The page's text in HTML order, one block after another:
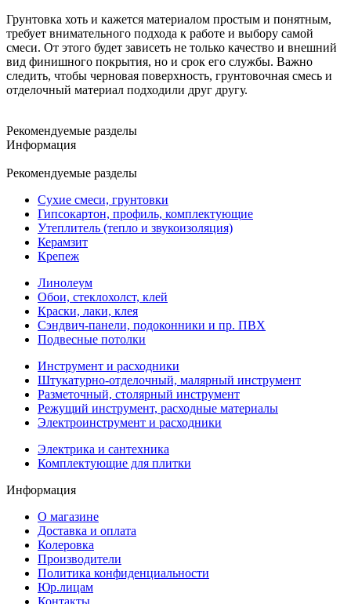
Грунтовка хоть и кажется материалом простым и понятным,
требует внимательного подхода к работе и выбору самой
смеси. От этого будет зависеть не только качество и внешний
вид финишного покрытия, но и срок его службы. Важно
следить, чтобы черновая поверхность, грунтовочная смесь и
отделочный материал подходили друг другу.
Рекомендуемые разделы
Информация
Рекомендуемые разделы
Сухие смеси, грунтовки
Гипсокартон, профиль, комплектующие
Утеплитель (тепло и звукоизоляция)
Керамзит
Крепеж
Линолеум
Обои, стеклохолст, клей
Краски, лаки, клея
Сэндвич-панели, подоконники и пр. ПВХ
Подвесные потолки
Инструмент и расходники
Штукатурно-отделочный, малярный инструмент
Разметочный, столярный инструмент
Режущий инструмент, расходные материалы
Электроинструмент и расходники
Электрика и сантехника
Комплектующие для плитки
Информация
О магазине
Доставка и оплата
Колеровка
Производители
Политика конфиденциальности
Юр.лицам
Контакты